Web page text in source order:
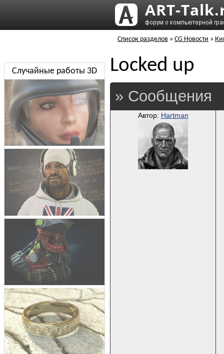
Список разделов » CG Новости »
Locked up
» Сообщения
Автор: Hartman
Случайные работы 3D